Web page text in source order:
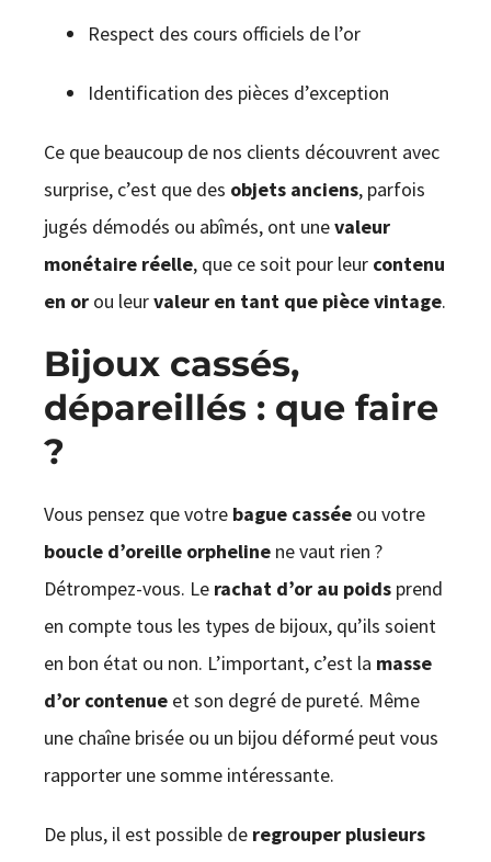
Respect des cours officiels de l’or
Identification des pièces d’exception
Ce que beaucoup de nos clients découvrent avec
surprise, c’est que des objets anciens, parfois
jugés démodés ou abîmés, ont unevaleur
monétaire réelle, que ce soit pour leur contenu
en orou leurvaleur en tant que pièce vintage.
Bijoux cassés,
dépareillés : que faire
?
Vous pensez que votre bague casséeou votre
boucle d’oreille orphelinene vaut rien ?
Détrompez-vous. Le rachat d’or au poidsprend
en compte tous les types de bijoux, qu’ils soient
en bon état ou non. L’important, c’est la masse
d’or contenueet son degré de pureté. Même
une chaîne brisée ou un bijou déformé peut vous
rapporter une somme intéressante.
De plus, il est possible de regrouper plusieurs